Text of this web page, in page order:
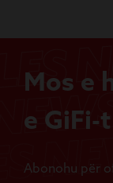
Mos e
e GiFi-t
Abonohu për